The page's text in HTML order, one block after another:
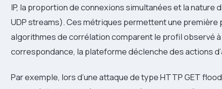
IP, la proportion de connexions simultanées et la
UDP streams). Ces métriques permettent une
algorithmes de corrélation comparent le profil observé à
correspondance, la plateforme déclenche des actions
Par exemple, lors d’une attaque de type HTTP GET